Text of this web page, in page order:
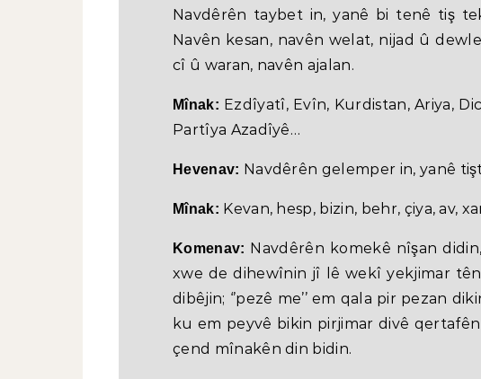
Navdêrên taybet in, yanê bi tenê tiş
Navên kesan, navên welat, nijad û
cî û waran, navên ajalan.
Mînak: Ezdîyatî, Evîn, Kurdistan, Ariya,
Partîya Azadîyê…
Hevenav: Navdêrên gelemper in, yanê
Mînak: Kevan, hesp, bizin, behr, çiya, av,
Komenav: Navdêrên komekê nîşan
xwe de dihewînin jî lê wekî yekjimar têne
dibêjin; ‘’pezê me’’ em qala pir pezan
ku em peyvê bikin pirjimar divê
çend mînakên din bidin.